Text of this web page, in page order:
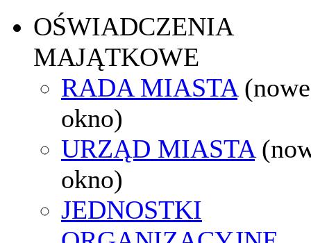
OŚWIADCZENIA
MAJĄTKOWE
RADA MIASTA (nowe
okno)
URZĄD MIASTA
okno)
JEDNOSTKI